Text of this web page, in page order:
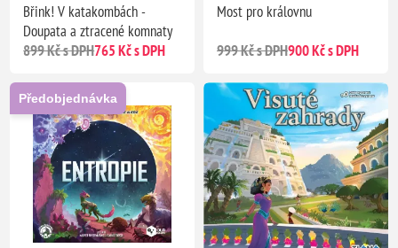
Břink! V katakombách -
Doupata a ztracené komnaty
899 Kč s DPH765 Kč s DPH
Most pro královnu
999 Kč s DPH900 Kč s DPH
Předobjednávka